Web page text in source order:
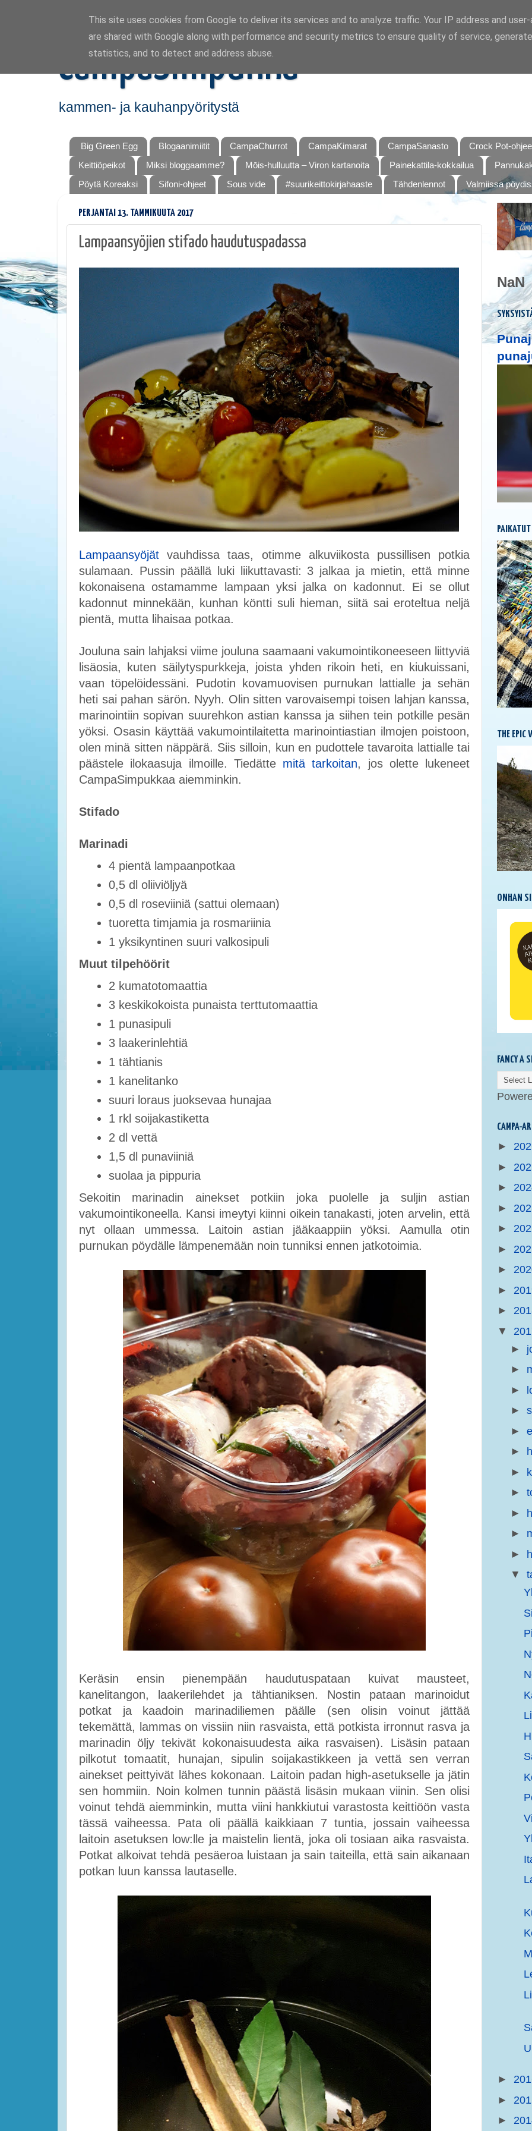
CampaSimpukka
kammen- ja kauhanpyöritystä
Big Green Egg Blogaanimiitit CampaChurrot CampaKimarat CampaSanasto
Crock Pot-
Keittiöpeikot
Miksi bloggaamme? Mōis-hulluutta – Viron kartanoita Painekattila-kokkailua
Pöytä Koreaksi
Sifoni-ohjeet Sous vide #suurikeittokirjahaaste Tähdenlennot Valmiissa
PERJANTAI 13. TAMMIKUUTA 2017
Lampaansyöjien stifado haudutuspadassa
Lampaansyöjät vauhdissa taas, otimme alkuviikosta pussillisen potkia
sulamaan. Pussin päällä luki liikuttavasti: 3 jalkaa ja mietin, että minne
kokonaisena ostamamme lampaan yksi jalka on kadonnut. Ei se ollut
kadonnut minnekään, kunhan köntti suli hieman, siitä sai eroteltua neljä
pientä, mutta lihaisaa potkaa.
Jouluna sain lahjaksi viime jouluna saamaani vakumointikoneeseen liittyviä
lisäosia, kuten säilytyspurkkeja, joista yhden rikoin heti, en kiukuissani,
vaan töpelöidessäni. Pudotin kovamuovisen purnukan lattialle ja sehän
heti sai pahan särön. Nyyh. Olin sitten varovaisempi toisen lahjan kanssa,
marinointiin sopivan suurehkon astian kanssa ja siihen tein potkille pesän
yöksi. Osasin käyttää vakumointilaitetta marinointiastian ilmojen poistoon,
olen minä sitten näppärä. Siis silloin, kun en pudottele tavaroita lattialle tai
päästele ilokaasuja ilmoille. Tiedätte mitä tarkoitan, jos olette lukeneet
CampaSimpukkaa aiemminkin.
Stifado
Marinadi
4 pientä lampaanpotkaa
0,5 dl oliiviöljyä
0,5 dl roseviiniä (sattui olemaan)
tuoretta timjamia ja rosmariinia
1 yksikyntinen suuri valkosipuli
Muut tilpehöörit
2 kumatotomaattia
3 keskikokoista punaista terttutomaattia
1 punasipuli
3 laakerinlehtiä
1 tähtianis
1 kanelitanko
suuri loraus juoksevaa hunajaa
1 rkl soijakastiketta
2 dl vettä
1,5 dl punaviiniä
suolaa ja pippuria
Sekoitin marinadin ainekset potkiin joka puolelle ja suljin astian
vakumointikoneella. Kansi imeytyi kiinni oikein tanakasti, joten arvelin, että
nyt ollaan ummessa. Laitoin astian jääkaappiin yöksi. Aamulla otin
purnukan pöydälle lämpenemään noin tunniksi ennen jatkotoimia.
Keräsin ensin pienempään haudutuspataan kuivat mausteet,
kanelitangon, laakerilehdet ja tähtianiksen. Nostin pataan marinoidut
potkat ja kaadoin marinadiliemen päälle (sen olisin voinut jättää
tekemättä, lammas on vissiin niin rasvaista, että potkista irronnut rasva ja
marinadin öljy tekivät kokonaisuudesta aika rasvaisen). Lisäsin pataan
pilkotut tomaatit, hunajan, sipulin soijakastikkeen ja vettä sen verran
ainekset peittyivät lähes kokonaan. Laitoin padan high-asetukselle ja jätin
sen hommiin. Noin kolmen tunnin päästä lisäsin mukaan viinin. Sen olisi
voinut tehdä aiemminkin, mutta viini hankkiutui varastosta keittiöön vasta
tässä vaiheessa. Pata oli päällä kaikkiaan 7 tuntia, jossain vaiheessa
laitoin asetuksen low:lle ja maistelin lientä, joka oli tosiaan aika rasvaista.
Potkat alkoivat tehdä pesäeroa luistaan ja sain taiteilla, että sain aikanaan
potkan luun kanssa lautaselle.
NaN
THE EPIC
ONHAN
FANCY A
CAMPA-
►
►
►
►
►
►
►
►
►
▼
►
►
►
►
►
►
►
►
►
►
►
▼
►
►
►
This site uses cookies from Google to deliver its services and to analyze traffic. Your IP address and
are shared with Google along with performance and security metrics to ensure quality of service,
statistics, and to detect and address abuse.